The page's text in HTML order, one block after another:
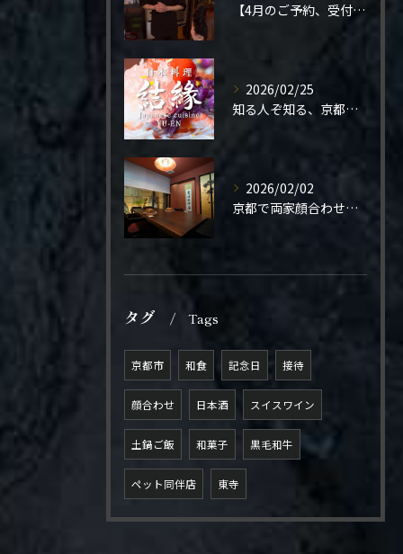
【4月のご予約、受付開始しました】
2026/02/25
知る人ぞ知る、京都の隠れ家。
2026/02/02
京都で両家顔合わせをご検討の方へ。
タグ Tags
京都市 和食 記念日 接待
顔合わせ 日本酒 スイスワイン
土鍋ご飯 和菓子 黒毛和牛
ペット同伴店 東寺